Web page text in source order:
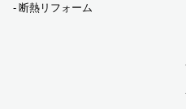
断熱リフォーム